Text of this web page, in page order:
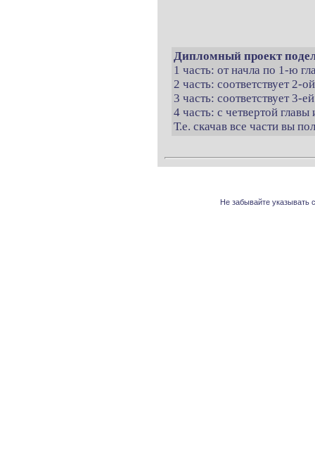
Дипломный проект
1 часть: от начла по 1-ю
2 часть: соответствует 2-
3 часть: соответствует 3-
4 часть: с четвертой
Т.е. скачав все части вы
Не забывайте указывать